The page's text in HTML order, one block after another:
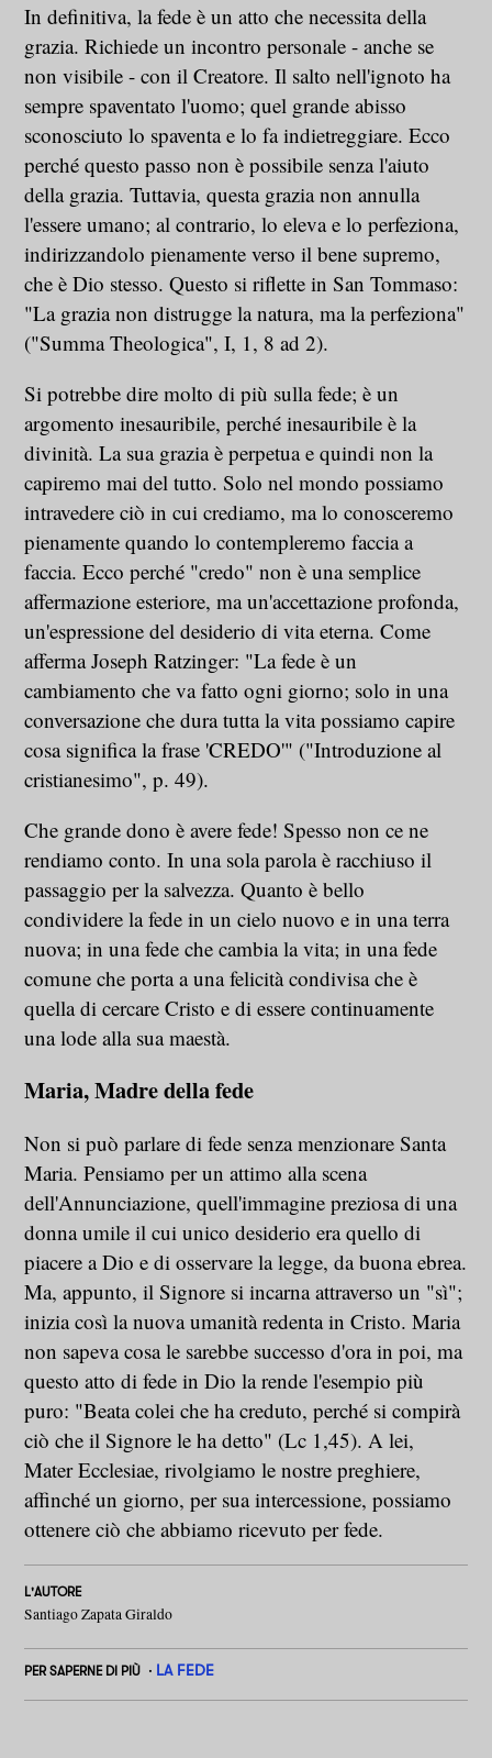
In definitiva, la fede è un atto che necessita della
grazia. Richiede un incontro personale - anche se
non visibile - con il Creatore. Il salto nell'ignoto ha
sempre spaventato l'uomo; quel grande abisso
sconosciuto lo spaventa e lo fa indietreggiare. Ecco
perché questo passo non è possibile senza l'aiuto
della grazia. Tuttavia, questa grazia non annulla
l'essere umano; al contrario, lo eleva e lo perfeziona,
indirizzandolo pienamente verso il bene supremo,
che è Dio stesso. Questo si riflette in San Tommaso:
"La grazia non distrugge la natura, ma la perfeziona"
("Summa Theologica", I, 1, 8 ad 2).
Si potrebbe dire molto di più sulla fede; è un
argomento inesauribile, perché inesauribile è la
divinità. La sua grazia è perpetua e quindi non la
capiremo mai del tutto. Solo nel mondo possiamo
intravedere ciò in cui crediamo, ma lo conosceremo
pienamente quando lo contempleremo faccia a
faccia. Ecco perché "credo" non è una semplice
affermazione esteriore, ma un'accettazione profonda,
un'espressione del desiderio di vita eterna. Come
afferma Joseph Ratzinger: "La fede è un
cambiamento che va fatto ogni giorno; solo in una
conversazione che dura tutta la vita possiamo capire
cosa significa la frase 'CREDO'" ("Introduzione al
cristianesimo", p. 49).
Che grande dono è avere fede! Spesso non ce ne
rendiamo conto. In una sola parola è racchiuso il
passaggio per la salvezza. Quanto è bello
condividere la fede in un cielo nuovo e in una terra
nuova; in una fede che cambia la vita; in una fede
comune che porta a una felicità condivisa che è
quella di cercare Cristo e di essere continuamente
una lode alla sua maestà.
Maria, Madre della fede
Non si può parlare di fede senza menzionare Santa
Maria. Pensiamo per un attimo alla scena
dell'Annunciazione, quell'immagine preziosa di una
donna umile il cui unico desiderio era quello di
piacere a Dio e di osservare la legge, da buona ebrea.
Ma, appunto, il Signore si incarna attraverso un "sì";
inizia così la nuova umanità redenta in Cristo. Maria
non sapeva cosa le sarebbe successo d'ora in poi, ma
questo atto di fede in Dio la rende l'esempio più
puro: "Beata colei che ha creduto, perché si compirà
ciò che il Signore le ha detto" (Lc 1,45). A lei,
Mater Ecclesiae, rivolgiamo le nostre preghiere,
affinché un giorno, per sua intercessione, possiamo
ottenere ciò che abbiamo ricevuto per fede.
L'AUTORE
Santiago Zapata Giraldo
PER SAPERNE DI PIÙ LA FEDE